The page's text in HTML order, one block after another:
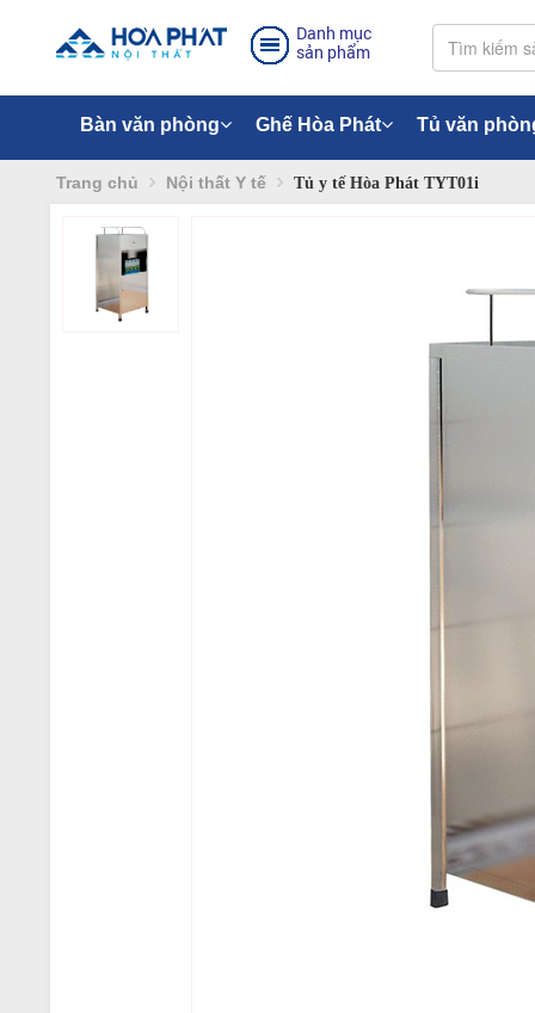
Danh mục
sản phẩm
Bàn văn phòng Ghế Hòa Phát Tủ văn
Trang chủ Nội thất Y tế Tủ y tế Hòa Phát TYT01i